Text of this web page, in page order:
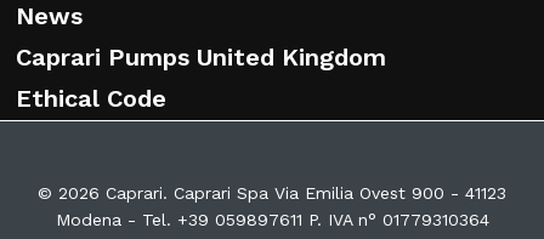
News
Caprari Pumps United Kingdom
Ethical Code
© 2026 Caprari. Caprari Spa Via Emilia Ovest 900 - 41123
Modena - Tel. +39 059897611 P. IVA n° 01779310364